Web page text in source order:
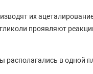
их
гликоли проявляют
располагались в одной